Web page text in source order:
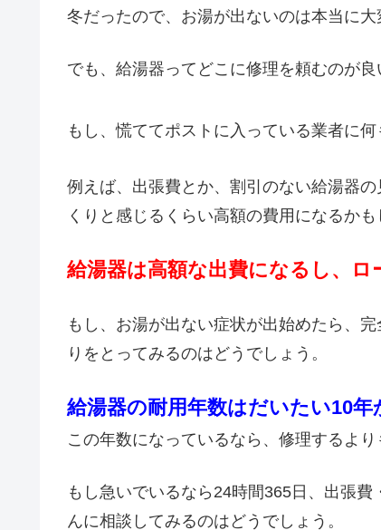
冬だったので、お湯が出ないのは本当に大
でも、給湯器ってどこに修理を頼むのが良
もし、慌ててポストに入っている業者に
例えば、出張費とか、割引のない給湯器
くりと感じるくらい高額の費用になるかも
給湯器は高額な出費になるし、ロ
もし、お湯が出ない症状が出始めたら、
りをとってみるのはどうでしょう。
給湯器の耐用年数はだいたい10年
この年数になっているなら、修理するよ
もし急いでいるなら24時間365日、出張
んに相談してみるのはどうでしょう。